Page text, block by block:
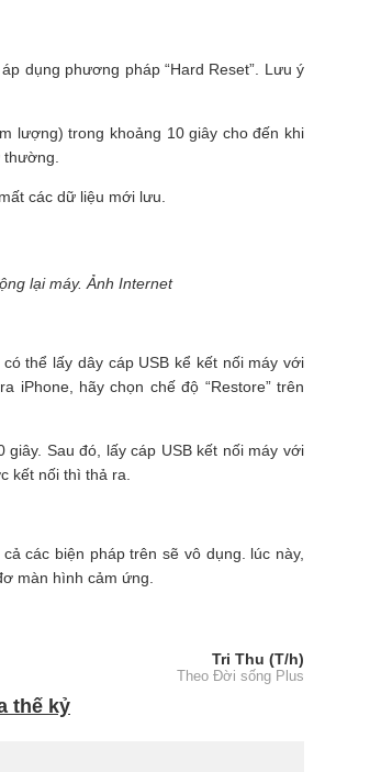
dụng phương pháp “Hard Reset”. Lưu ý
lượng) trong khoảng 10 giây cho đến khi
các dữ liệu mới lưu.
lại máy. Ảnh Internet
thể lấy dây cáp USB kể kết nối máy với
iPhone, hãy chọn chế độ “Restore” trên
giây. Sau đó, lấy cáp USB kết nối máy với
kết nối thì thả ra.
các biện pháp trên sẽ vô dụng. lúc này,
màn hình cảm ứng.
Tri Thu (T/h)
Theo Đời sống Plus
thế kỷ